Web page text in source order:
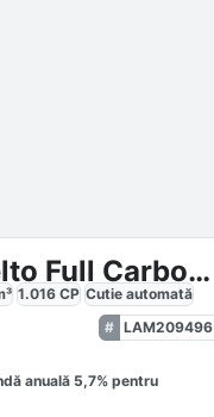
Lamborghini Revuelto Full Carbon Packs
1.016 CP Cutie automată
LAM209496
anuală 5,7% pentru